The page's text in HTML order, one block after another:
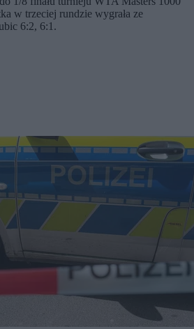
w trzeciej rundzie wygrała ze
6:2, 6:1.